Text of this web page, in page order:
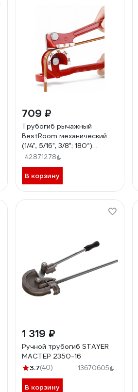
709 ₽
Трубогиб рычажный
BestRoom механический
(1/4", 5/16", 3/8"; 180°)
трубогиб ручной
42871278
В корзину
1 319 ₽
Ручной трубогиб STAYER
МАСТЕР 2350-16
3.7(40) 13670605
В корзину